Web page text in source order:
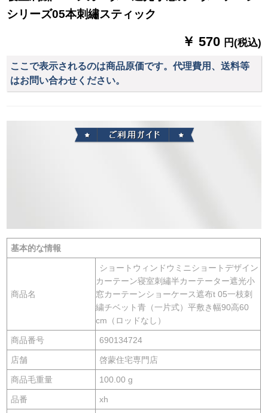
シリーズ05本刺繡スティック
￥ 570 円(税込)
ここで表示されるのは商品原価です。代理費用、送料等
はお問い合わせください。
基本的な情報
商品名
ショートウィンドウミニショートデザイン
カーテーン寝室刺繡半カーテーター遮光小
窓カーテーンショーケース遮布t 05一枝刺
繍チベット青（一片式）平敷き幅90高60
cm（ロッドなし）
商品番号 690134724
店舗 啓蒙住宅専門店
商品毛重量 100.00 g
品番 xh